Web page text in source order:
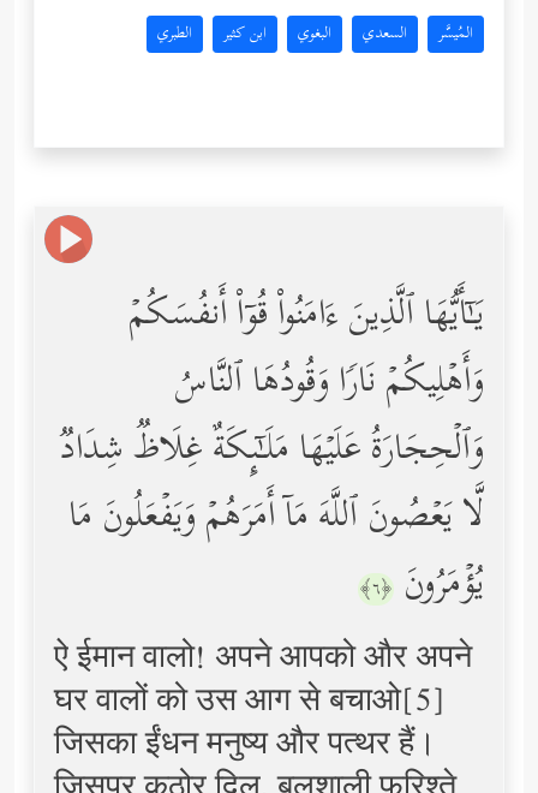
المُيسَّر السعدي البغوي ابن كثير الطبري
یَـٰۤأَیُّهَا ٱلَّذِینَ ءَامَنُواْ قُوۤاْ أَنفُسَكُمۡ
وَأَهۡلِیكُمۡ نَارࣰا وَقُودُهَا ٱلنَّاسُ
وَٱلۡحِجَارَةُ عَلَیۡهَا مَلَـٰۤىِٕكَةٌ غِلَاظࣱ شِدَادࣱ
لَّا یَعۡصُونَ ٱللَّهَ مَاۤ أَمَرَهُمۡ وَیَفۡعَلُونَ مَا
یُؤۡمَرُونَ ﴿٦﴾
ऐ ईमान वालो! अपने आपको और अपने
घर वालों को उस आग से बचाओ[5]
जिसका ईंधन मनुष्य और पत्थर हैं।